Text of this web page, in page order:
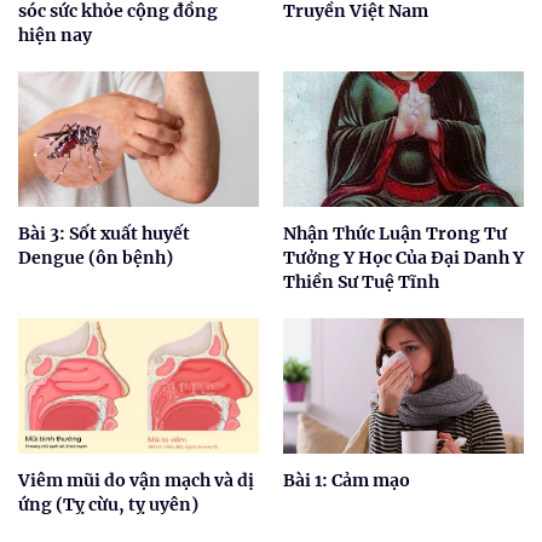
sóc sức khỏe cộng đồng
hiện nay
Truyền Việt Nam
Bài 3: Sốt xuất huyết
Dengue (ôn bệnh)
Nhận Thức Luận Trong Tư
Tưởng Y Học Của Đại Danh Y
Thiền Sư Tuệ Tĩnh
Viêm mũi do vận mạch và dị
ứng (Tỵ cừu, tỵ uyên)
Bài 1: Cảm mạo